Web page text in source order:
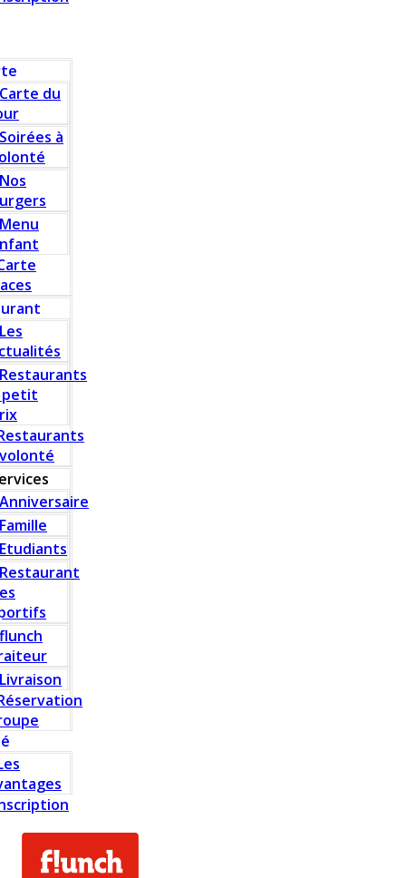
Carte du
Soirées à
Nos
Menu
Les
Restaurants
petit
Anniversaire
Famille
Etudiants
Restaurant
flunch
Livraison